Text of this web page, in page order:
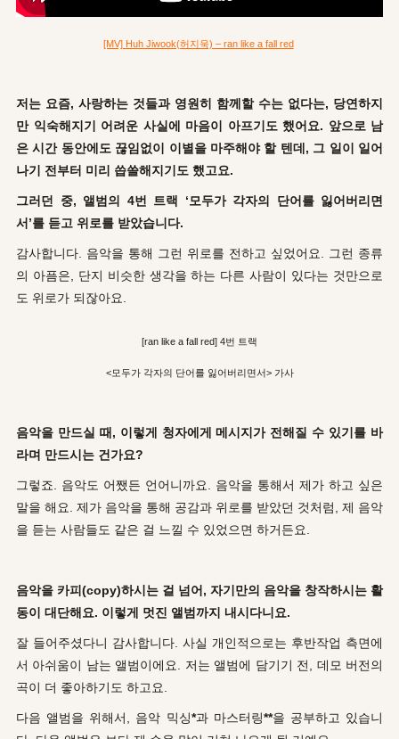
[MV] Huh Jiwook(허지욱) – ran like a fall red
저는 요즘, 사랑하는 것들과 영원히 함께할 수는 없다는, 당연하지
만 익숙해지기 어려운 사실에 마음이 아프기도 했어요. 앞으로 남
은 시간 동안에도 끊임없이 이별을 마주해야 할 텐데, 그 일이 일어
나기 전부터 미리 씁쓸해지기도 했고요.
그러던 중, 앨범의 4번 트랙 ‘모두가 각자의 단어를 잃어버리면
서’를 듣고 위로를 받았습니다.
감사합니다. 음악을 통해 그런 위로를 전하고 싶었어요. 그런 종류
의 아픔은, 단지 비슷한 생각을 하는 다른 사람이 있다는 것만으로
도 위로가 되잖아요.
[ran like a fall red] 4번 트랙
<모두가 각자의 단어를 잃어버리면서> 가사
음악을 만드실 때, 이렇게 청자에게 메시지가 전해질 수 있기를 바
라며 만드시는 건가요?
그렇죠. 음악도 어쨌든 언어니까요. 음악을 통해서 제가 하고 싶은
말을 해요. 제가 음악을 통해 공감과 위로를 받았던 것처럼, 제 음악
을 듣는 사람들도 같은 걸 느낄 수 있었으면 하거든요.
음악을 카피(copy)하시는 걸 넘어, 자기만의 음악을 창작하시는 활
동이 대단해요. 이렇게 멋진 앨범까지 내시다니요.
잘 들어주셨다니 감사합니다. 사실 개인적으로는 후반작업 측면에
서 아쉬움이 남는 앨범이에요. 저는 앨범에 담기기 전, 데모 버전의
곡이 더 좋아하기도 하고요.
다음 앨범을 위해서, 음악 믹싱*과 마스터링**을 공부하고 있습니